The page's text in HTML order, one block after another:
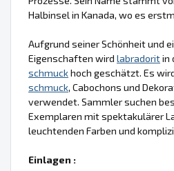
Halbinsel in Kanada, wo es
Aufgrund seiner Schönheit und
Eigenschaften wird labradoritin
schmuckhoch geschätzt. Es
schmuck, Cabochons und
verwendet. Sammler suchen
Exemplaren mit spektakulärer
leuchtenden Farben und
Einlagen :